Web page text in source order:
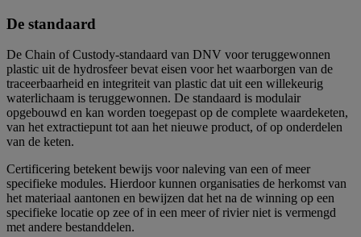
De standaard
De Chain of Custody-standaard van DNV voor teruggewonnen
plastic uit de hydrosfeer bevat eisen voor het waarborgen van de
traceerbaarheid en integriteit van plastic dat uit een willekeurig
waterlichaam is teruggewonnen. De standaard is modulair
opgebouwd en kan worden toegepast op de complete waardeketen,
van het extractiepunt tot aan het nieuwe product, of op onderdelen
van de keten.
Certificering betekent bewijs voor naleving van een of meer
specifieke modules. Hierdoor kunnen organisaties de herkomst van
het materiaal aantonen en bewijzen dat het na de winning op een
specifieke locatie op zee of in een meer of rivier niet is vermengd
met andere bestanddelen.